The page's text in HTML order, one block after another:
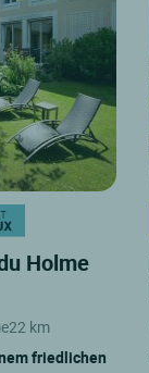
Holme
22 km
friedlichen